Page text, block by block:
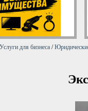
Услуги для бизнеса /